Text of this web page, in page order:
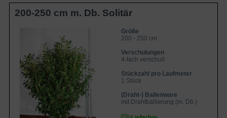
Pflanzzeit im Herbst eignet sich besonders gut, da die Erde
und sich somit optimal auf das Wurzelwachstum und die
Entwicklung der Pflanze auswirkt.
Rückschnitt
Der Prunus laurocerasus ‘Novita’ hat einen Jahreszuwachs
von bis zu 40 cm und sollte aufgrund dessen regelmäßig
beschnitten werden. Empfehlenswert ist ein zweimaliger
200-250 cm m. Db. Solitär
Größe
200 - 250 cm
Verschulungen
4-fach verschult
Stückzahl pro Laufmeter
1 Stück
(Draht-) Ballenware
mit Drahtballierung (m. Db.)